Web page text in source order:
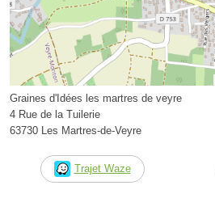
Graines d'Idées les martres de veyre
4 Rue de la Tuilerie
63730 Les Martres-de-Veyre
Trajet Waze